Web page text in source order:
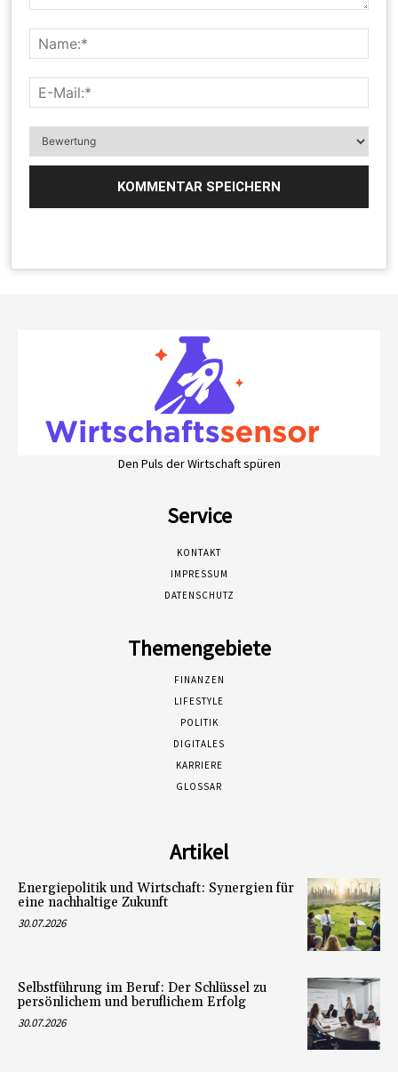
Den Puls der Wirtschaft spüren
Service
KONTAKT
IMPRESSUM
DATENSCHUTZ
Themengebiete
FINANZEN
LIFESTYLE
POLITIK
DIGITALES
KARRIERE
GLOSSAR
Artikel
Energiepolitik und Wirtschaft: Synergien für
eine nachhaltige Zukunft
30.07.2026
Selbstführung im Beruf: Der Schlüssel zu
persönlichem und beruflichem Erfolg
30.07.2026